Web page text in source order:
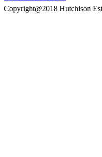
Copyright@2018 Hutchison